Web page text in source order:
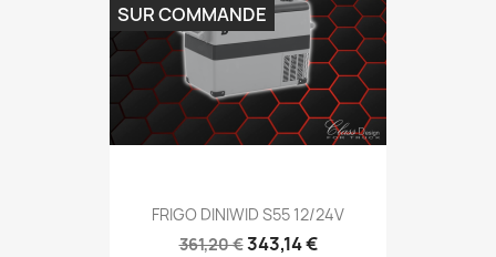
FRIGO DINIWID S55 12/24V
361,20 €343,14 €
SUR COMMANDE